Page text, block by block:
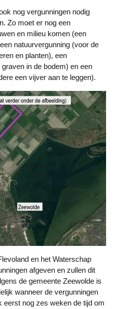
Zo moet er nog een
en milieu komen (een
natuurvergunning (voor de
en planten), een
in de bodem) en een
een vijver aan te leggen).
afgeven en zullen dit
de gemeente Zeewolde is
wanneer de vergunningen
eerst nog zes weken de tijd om